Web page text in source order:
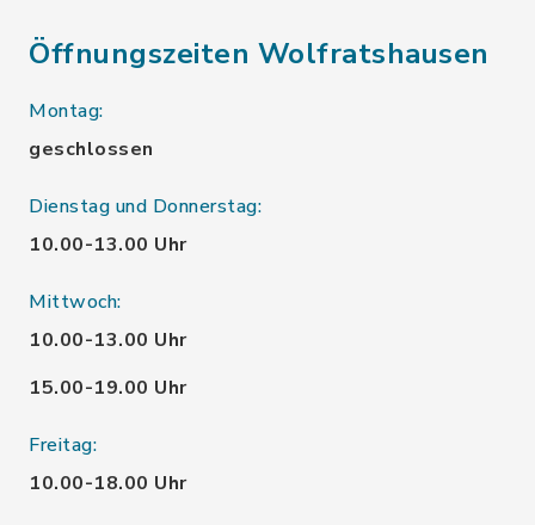
Öffnungszeiten Wolfratshausen
Montag:
geschlossen
Dienstag und Donnerstag:
10.00-13.00 Uhr
Mittwoch:
10.00-13.00 Uhr
15.00-19.00 Uhr
Freitag:
10.00-18.00 Uhr